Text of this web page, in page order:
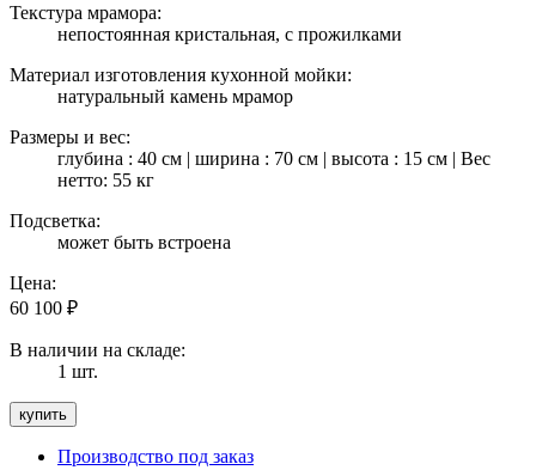
Текстура мрамора:
непостоянная кристальная, с прожилками
Материал изготовления кухонной мойки:
натуральный камень мрамор
Размеры и вес:
глубина : 40 см | ширина : 70 см | высота : 15 см | Вес
нетто: 55 кг
Подсветка:
может быть встроена
Цена:
60 100 ₽
В наличии на складе:
1 шт.
Производство под заказ